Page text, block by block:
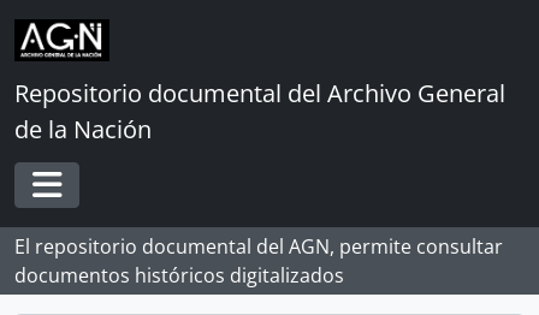
Skip to main content
Repositorio documental del Archivo General
de la Nación
Toggle navigation
El repositorio documental del AGN, permite consultar
documentos históricos digitalizados